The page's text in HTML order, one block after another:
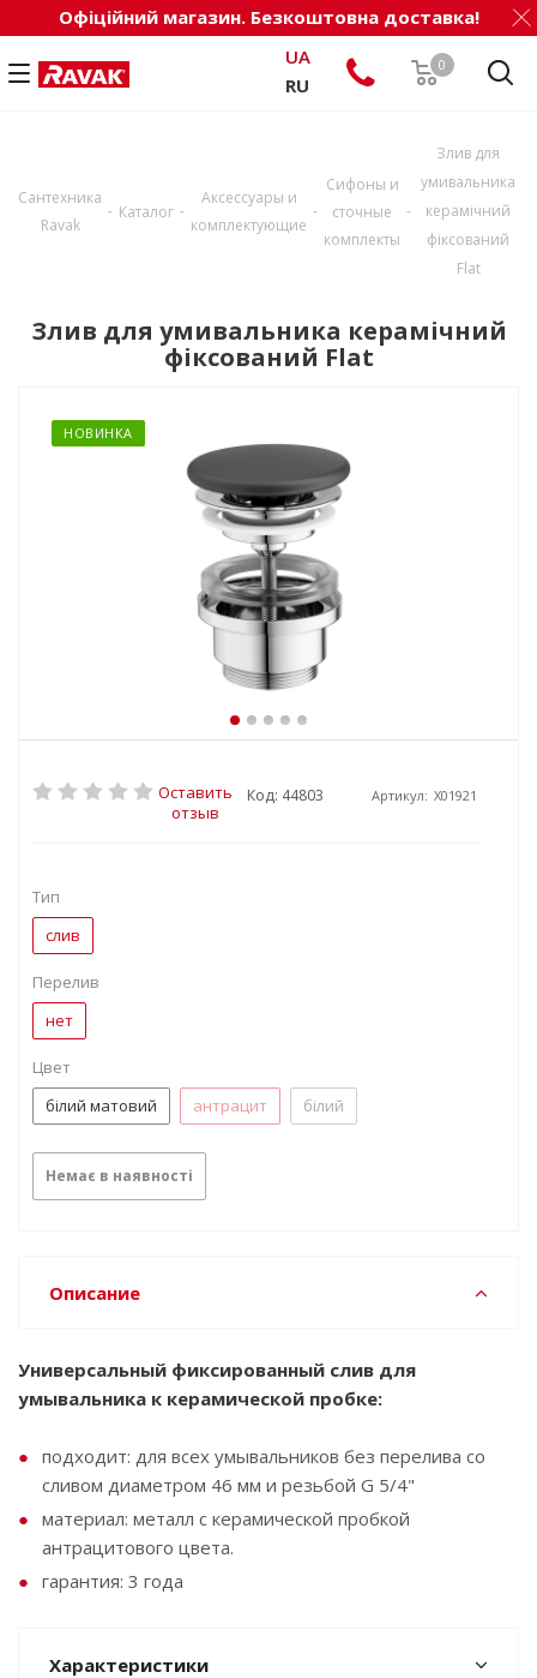
Офіційний магазин. Безкоштовна доставка!
0
UA
RU
Сантехника
Ravak
- Каталог -
Аксессуары и
комплектующие
-
Сифоны и
сточные
комплекты
-
Злив для
умивальника
керамічний
фіксований
Flat
Злив для умивальника керамічний
фіксований Flat
НОВИНКА
Оставить
отзыв
Код: 44803 Артикул: X01921
Тип
слив
Перелив
нет
Цвет
білий матовий
антрацит білий
Немає в наявності
Описание
Универсальный фиксированный слив для
умывальника к керамической пробке:
подходит: для всех умывальников без перелива со
сливом диаметром 46 мм и резьбой G 5/4"
материал: металл с керамической пробкой
антрацитового цвета.
гарантия: 3 года
Характеристики